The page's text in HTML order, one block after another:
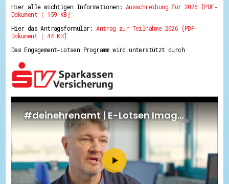
Ehrentag
Hessen engagiert - Digitale Themenabende
Kompetenznachweis Hessen
Service-Learning
Mach dich schlau
GEMA-Pakt
Di@-Lotsen in Hessen
Energiepreiskrise und Ehrenamt
Flüchtlingshilfe + Integration
Generationsübergreifend aktiv
Patenschaftsprojekte
Qualifizierung & Fortbildung
Stiftungen
Vereine, Spenden, Steuern - Gut zu Wissen
Versicherungsschutz
Wissenswertes rund um dein Ehrenamt
Zahlen, Daten, Fakten aus Hessen
Hier alle wichtigen Informationen: Ausschreibung für 2026 [PDF-
Dokument | 159 KB]
Hier das Antragsformular:Antrag zur Teilnahme 2026 [PDF-
Dokument | 44 KB]
Das Engagement-Lotsen Programm wird unterstützt durch